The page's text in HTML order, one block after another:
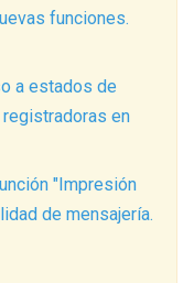
funciones.
a estados de
en
"Impresión
de mensajería.